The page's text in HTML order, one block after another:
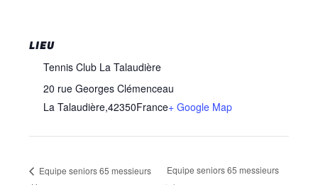
LIEU
Tennis Club La Talaudière
20 rue Georges Clémenceau
La Talaudière,42350France+ Google Map
Equipe seniors 65 messieurs
Equipe seniors 65 messieurs